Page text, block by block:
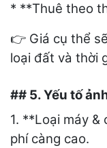
* **Thuê theo
👉 Giá cụ thể
loại đất và thời
## 5. Yếu tố
1. **Loại máy
phí càng cao.